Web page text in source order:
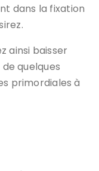
dans la fixation
ainsi baisser
quelques
primordiales à